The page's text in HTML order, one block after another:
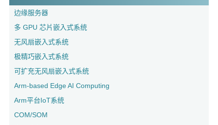
边缘服务器
多 GPU 芯片嵌入式系统
无风扇嵌入式系统
极精巧嵌入式系统
可扩充无风扇嵌入式系统
Arm-based Edge AI Computing
Arm平台IoT系统
COM/SOM